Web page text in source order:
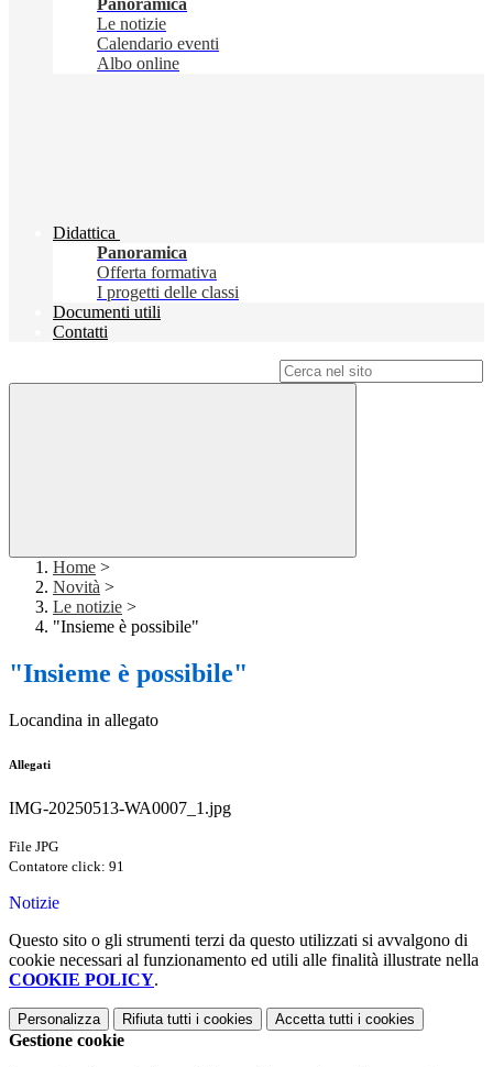
Panoramica
Le notizie
Calendario eventi
Albo online
Didattica
Panoramica
Offerta formativa
I progetti delle classi
Documenti utili
Contatti
Home >
Novità >
Le notizie >
"Insieme è possibile"
"Insieme è possibile"
Locandina in allegato
Allegati
IMG-20250513-WA0007_1.jpg
File JPG
Contatore click: 91
Notizie
Questo sito o gli strumenti terzi da questo utilizzati si avvalgono di
cookie necessari al funzionamento ed utili alle finalità illustrate nella
COOKIE POLICY.
Personalizza Rifiuta tutti i cookies Accetta tutti i cookies
Gestione cookie